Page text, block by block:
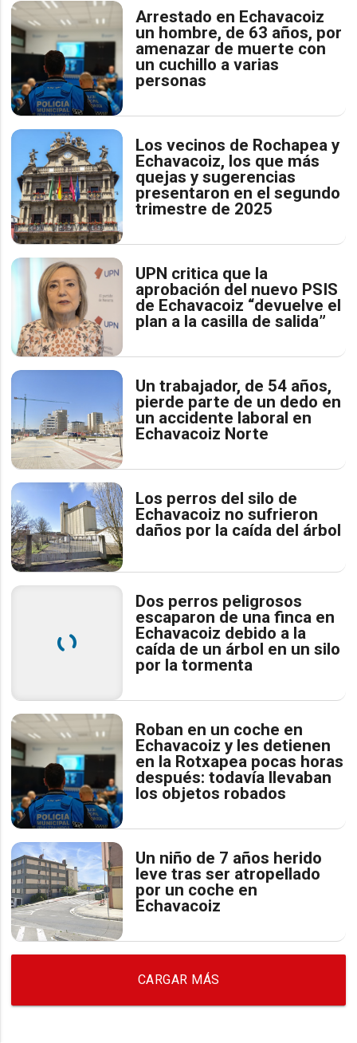
Arrestado en Echavacoiz
un hombre, de 63 años, por
amenazar de muerte con
un cuchillo a varias
personas
Los vecinos de Rochapea y
Echavacoiz, los que más
quejas y sugerencias
presentaron en el segundo
trimestre de 2025
UPN critica que la
aprobación del nuevo PSIS
de Echavacoiz “devuelve el
plan a la casilla de salida”
Un trabajador, de 54 años,
pierde parte de un dedo en
un accidente laboral en
Echavacoiz Norte
Los perros del silo de
Echavacoiz no sufrieron
daños por la caída del árbol
Dos perros peligrosos
escaparon de una finca en
Echavacoiz debido a la
caída de un árbol en un silo
por la tormenta
Roban en un coche en
Echavacoiz y les detienen
en la Rotxapea pocas horas
después: todavía llevaban
los objetos robados
Un niño de 7 años herido
leve tras ser atropellado
por un coche en
Echavacoiz
CARGAR MÁS